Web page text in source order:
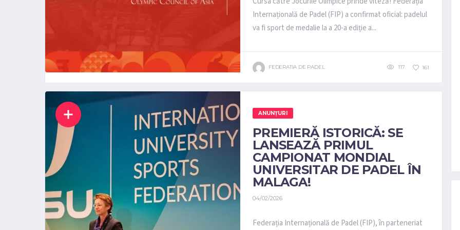
Internațională de Padel (FIP) a confirmat oficial: padelul
va fi sport de medalie la a 20-a ediție a...
FEDERATIA DE PADEL 117 161
ANUNȚURI
PREMIERĂ ISTORICĂ: SE
LANSEAZĂ PRIMUL
CAMPIONAT MONDIAL
UNIVERSITAR DE PADEL ÎN
MALAGA!
04/02/2026
Federația Internațională de Padel (FIP), în parteneriat